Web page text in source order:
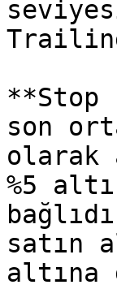
**Stop
son
olarak
%5
satın
altına